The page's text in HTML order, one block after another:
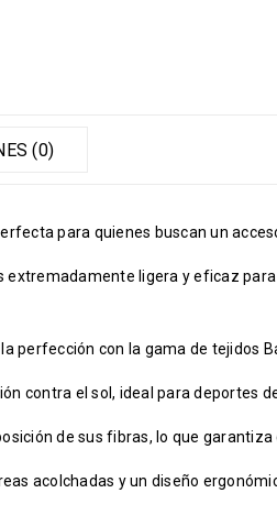
(0)
para quienes buscan un
extremadamente ligera y eficaz
perfección con la gama de tejidos
contra el sol, ideal para deportes
de sus fibras, lo que
acolchadas y un diseño